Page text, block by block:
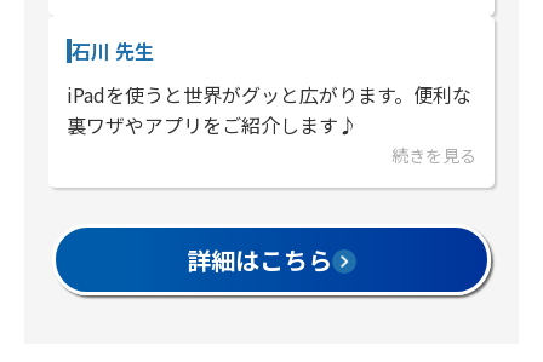
石川 先生
iPadを使うと世界がグッと広がります。便利な
裏ワザやアプリをご紹介します♪
続きを見る
詳細はこちら